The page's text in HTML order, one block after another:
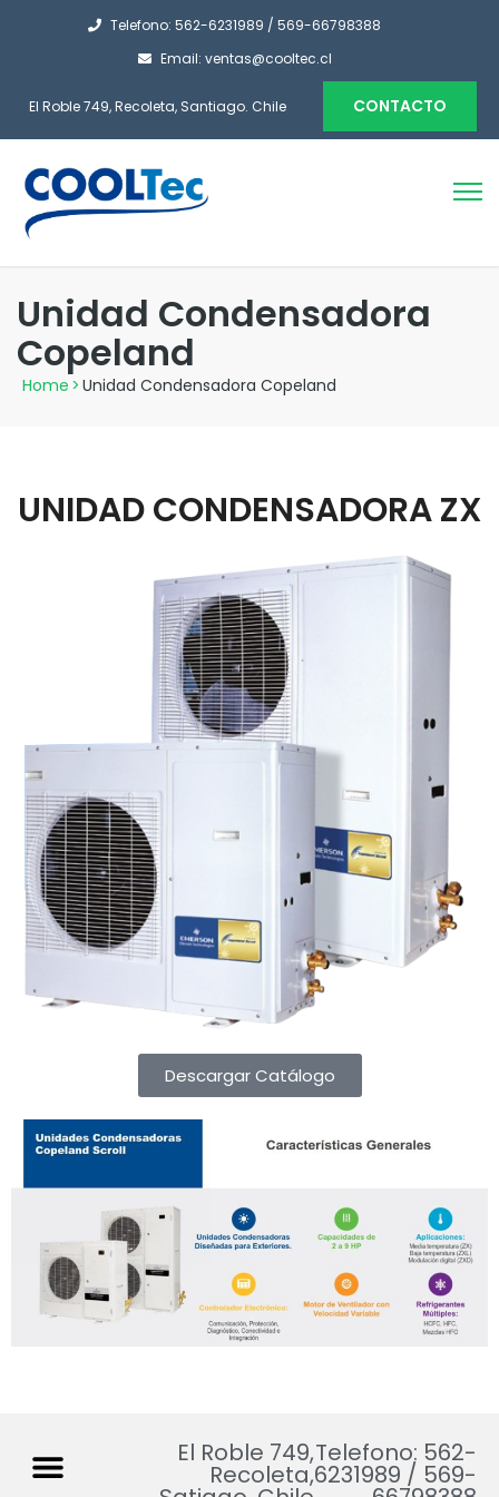
Telefono: 562-6231989 / 569-66798388
Email: ventas@cooltec.cl
El Roble 749, Recoleta, Santiago. Chile CONTACTO
Unidad Condensadora
Copeland
Home > Unidad Condensadora Copeland
UNIDAD CONDENSADORA ZX
Descargar Catálogo
Telefono: 562-
6231989 / 569-
El Roble 749,
Recoleta,